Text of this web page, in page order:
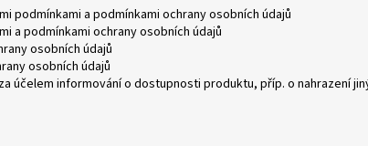
podmínkami a podmínkami ochrany osobních údajů
a podmínkami ochrany osobních údajů
osobních údajů
osobních údajů
účelem informování o dostupnosti produktu, příp. o nahrazení